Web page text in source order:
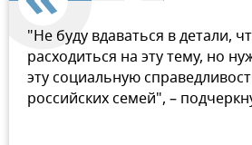
"Не буду вдаваться в детали,
расходиться на эту тему, но
эту социальную
российских семей", –